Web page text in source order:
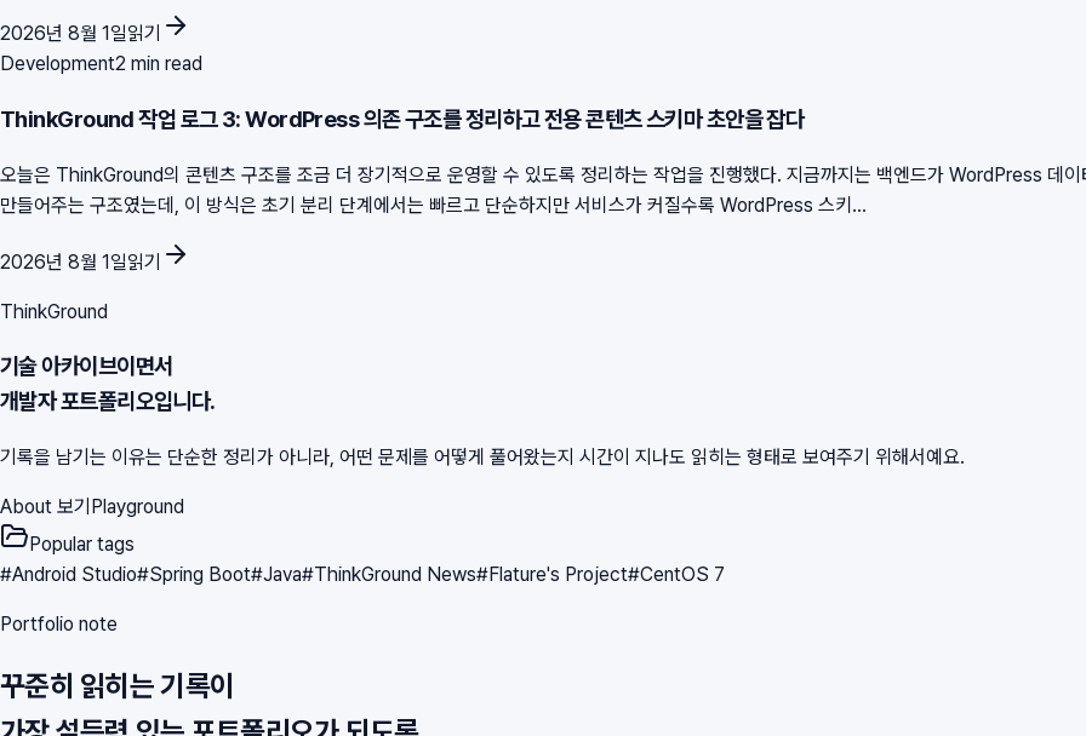
2026년 8월 1일읽기
Development2 min read
ThinkGround 작업 로그 3: WordPress 의존 구조를 정리하고 전용 콘텐츠 스키마 초안을 잡다
오늘은 ThinkGround의 콘텐츠 구조를 조금 더 장기적으로 운영할 수 있도록 정리하는 작업을 진행했다. 지금까지는 백엔드가 WordPress 데
만들어주는 구조였는데, 이 방식은 초기 분리 단계에서는 빠르고 단순하지만 서비스가 커질수록 WordPress 스키...
2026년 8월 1일읽기
ThinkGround
기술 아카이브이면서
개발자 포트폴리오입니다.
기록을 남기는 이유는 단순한 정리가 아니라, 어떤 문제를 어떻게 풀어왔는지 시간이 지나도 읽히는 형태로 보여주기 위해서예요.
About 보기Playground
Popular tags
#Android Studio#Spring Boot#Java#ThinkGround News#Flature's Project#CentOS 7
Portfolio note
꾸준히 읽히는 기록이